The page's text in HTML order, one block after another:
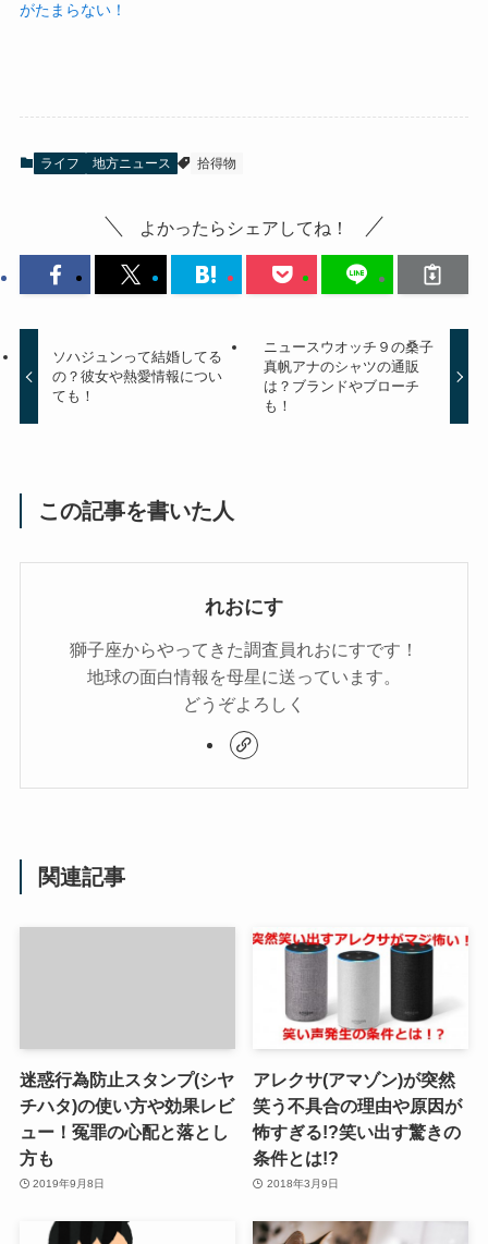
がたまらない！
ライフ 地方ニュース 拾得物
よかったらシェアしてね！
ソハジュンって結婚してる
の？彼女や熱愛情報につい
ても！
ニュースウオッチ９の桑子
真帆アナのシャツの通販
は？ブランドやブローチ
も！
この記事を書いた人
れおにす
獅子座からやってきた調査員れおにすです！
地球の面白情報を母星に送っています。
どうぞよろしく
関連記事
迷惑行為防止スタンプ(シヤ
チハタ)の使い方や効果レビ
ュー！冤罪の心配と落とし
方も
2019年9月8日
アレクサ(アマゾン)が突然
笑う不具合の理由や原因が
怖すぎる!?笑い出す驚きの
条件とは!?
2018年3月9日